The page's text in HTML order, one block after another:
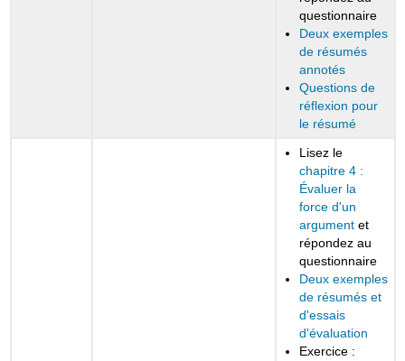
questionnaire
Deux exemples
de résumés
annotés
Questions de
réflexion pour
le résumé
Lisez le
chapitre 4 :
Évaluer la
force d'un
argument et
répondez au
questionnaire
Deux exemples
de résumés et
d'essais
d'évaluation
Exercice :